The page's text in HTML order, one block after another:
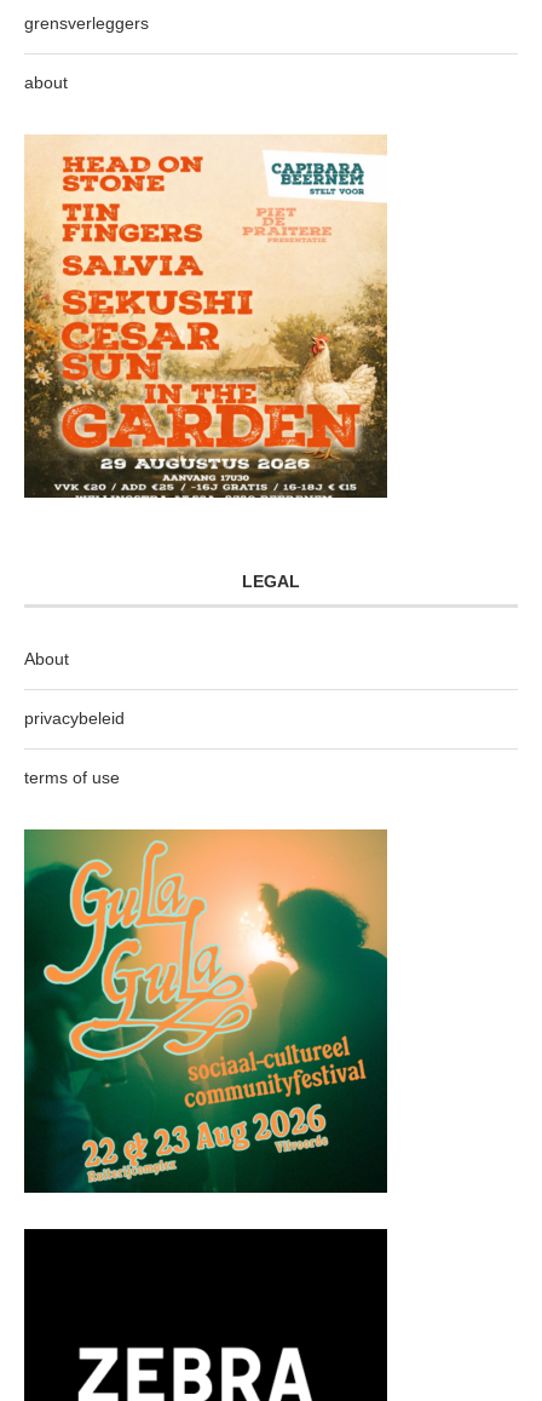
grensverleggers
about
LEGAL
About
privacybeleid
terms of use